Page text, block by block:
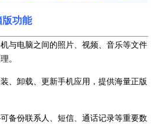
功能
与电脑之间的照片、视频、音乐等文件
。
、卸载、更新手机应用，提供海量正版
备份联系人、短信、通话记录等重要数